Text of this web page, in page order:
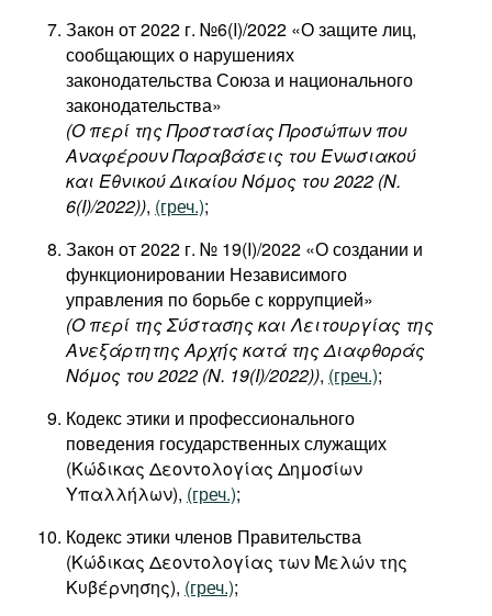
Закон от 2022 г. №6(I)/2022 «О защите лиц,
сообщающих о нарушениях
законодательства Союза и национального
законодательства»
(Ο περί της Προστασίας Προσώπων που
Αναφέρουν Παραβάσεις του Ενωσιακού
και Εθνικού Δικαίου Νόμος του 2022 (Ν.
6(I)/2022)), (греч.);
Закон от 2022 г. № 19(I)/2022 «О создании и
функционировании Независимого
управления по борьбе с коррупцией»
(O περί της Σύστασης και Λειτουργίας της
Ανεξάρτητης Αρχής κατά της Διαφθοράς
Νόμος του 2022 (Ν. 19(I)/2022)), (греч.);
Кодекс этики и профессионального
поведения государственных служащих
(Κώδικας Δεοντολογίας Δημοσίων
Υπαλλήλων), (греч.);
Кодекс этики членов Правительства
(Κώδικας Δεοντολογίας των Μελών της
Κυβέρνησης), (греч.);